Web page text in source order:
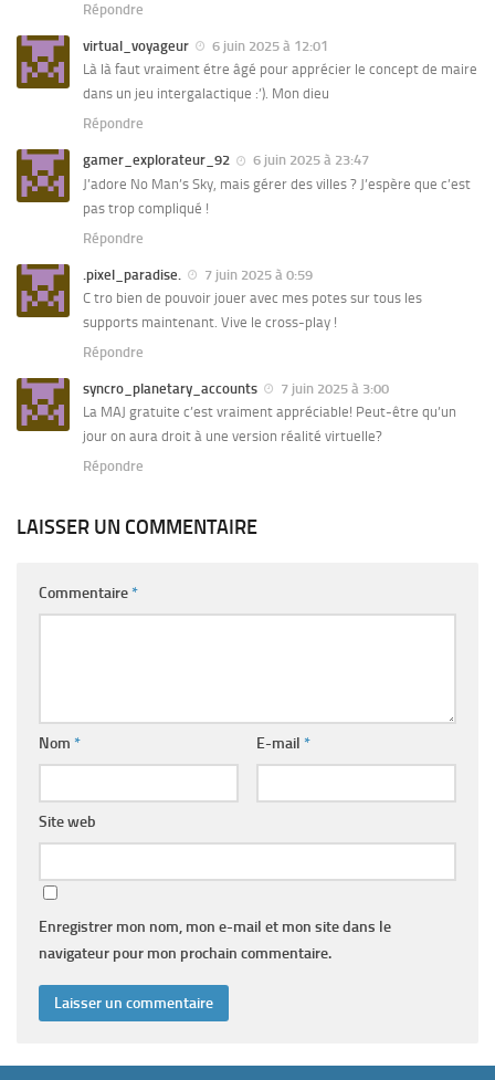
Répondre
virtual_voyageur
6 juin 2025 à 12:01
Là là faut vraiment étre âgé pour apprécier le concept de maire
dans un jeu intergalactique :’). Mon dieu
Répondre
gamer_explorateur_92
6 juin 2025 à 23:47
J’adore No Man’s Sky, mais gérer des villes ? J’espère que c’est
pas trop compliqué !
Répondre
.pixel_paradise.
7 juin 2025 à 0:59
C tro bien de pouvoir jouer avec mes potes sur tous les
supports maintenant. Vive le cross-play !
Répondre
syncro_planetary_accounts
7 juin 2025 à 3:00
La MAJ gratuite c’est vraiment appréciable! Peut-être qu’un
jour on aura droit à une version réalité virtuelle?
Répondre
LAISSER UN COMMENTAIRE
Commentaire*
Nom * E-mail *
Site web
Enregistrer mon nom, mon e-mail et mon site dans le
navigateur pour mon prochain commentaire.